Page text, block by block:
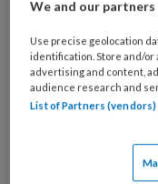
Gemeenten
visie Asscher
We and our
Use precise geolocation
identification. Store and/or
advertising and content,
audience research and
List of Partners (vendors)